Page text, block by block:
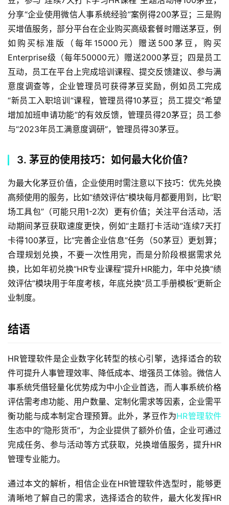
分享“企业使用微信人事系统经验”案例得200茅豆；三是购
买增值服务，部分平台在企业购买高级套餐时赠送茅豆，例
如购买标准版（每年15000元）赠送500茅豆，购买
Enterprise级（每年50000元）赠送2000茅豆；四是员工
互动，员工在平台上完成培训课程、提交反馈建议、参与满
意度调查等，企业管理员可获得茅豆奖励，例如员工完成
“新员工入职培训”课程，管理员得10茅豆；员工提交“希望
增加加班申请功能”的有效反馈，管理员得20茅豆；员工参
与“2023年员工满意度调研”，管理员得30茅豆。
3. 茅豆的使用技巧：如何最大化价值？
为最大化茅豆价值，企业使用时需注意以下技巧：优先兑换
高频使用的服务，比如“绩效评估”模块每月都要用到，比“职
场工具包”（可能只用1-2次）更有价值；关注平台活动，活
动期间茅豆获取速度更快，例如“主题打卡活动”连续7天打
卡得100茅豆，比“完善企业信息”任务（50茅豆）更划算；
合理规划兑换，不要一次性用完，而是分阶段根据需求兑
换，比如年初兑换“HR专业课程”提升HR能力，年中兑换“绩
效评估”模块用于年度考核，年底兑换“员工手册模板”更新企
业制度。
结语
HR管理软件是企业数字化转型的核心引擎，选择适合的软
件可提升人事管理效率、降低成本、增强员工体验。微信人
事系统凭借轻量化优势成为中小企业首选，而人事系统价格
评估需考虑功能、用户数量、定制化需求等因素，企业需平
衡功能与成本制定合理预算。此外，茅豆作为HR管理软件
生态中的“隐形货币”，为企业提供了额外价值，企业可通过
完成任务、参与活动等方式获取，兑换增值服务，提升HR
管理专业能力。
通过本文的解析，相信企业在HR管理软件选型时，能够更
清晰地了解自己的需求，选择适合的软件，最大化发挥HR